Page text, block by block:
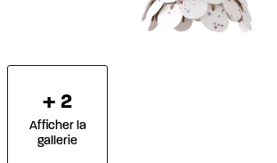
+ 2
Afficher la
gallerie